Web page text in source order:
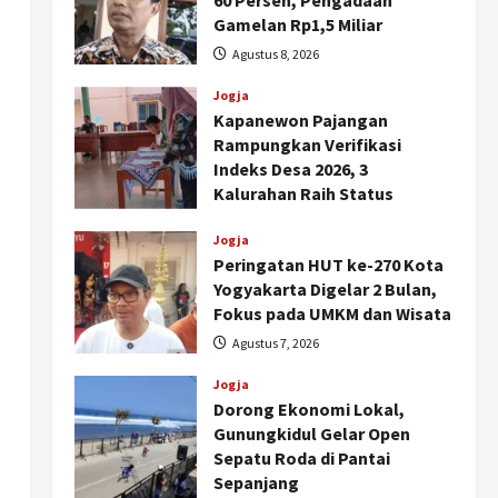
Gamelan Rp1,5 Miliar
Agustus 8, 2026
Jogja
Kapanewon Pajangan
Rampungkan Verifikasi
Indeks Desa 2026, 3
Kalurahan Raih Status
Agustus 8, 2026
Jogja
Peringatan HUT ke-270 Kota
Yogyakarta Digelar 2 Bulan,
Fokus pada UMKM dan Wisata
Agustus 7, 2026
Jogja
Dorong Ekonomi Lokal,
Gunungkidul Gelar Open
Sepatu Roda di Pantai
Sepanjang